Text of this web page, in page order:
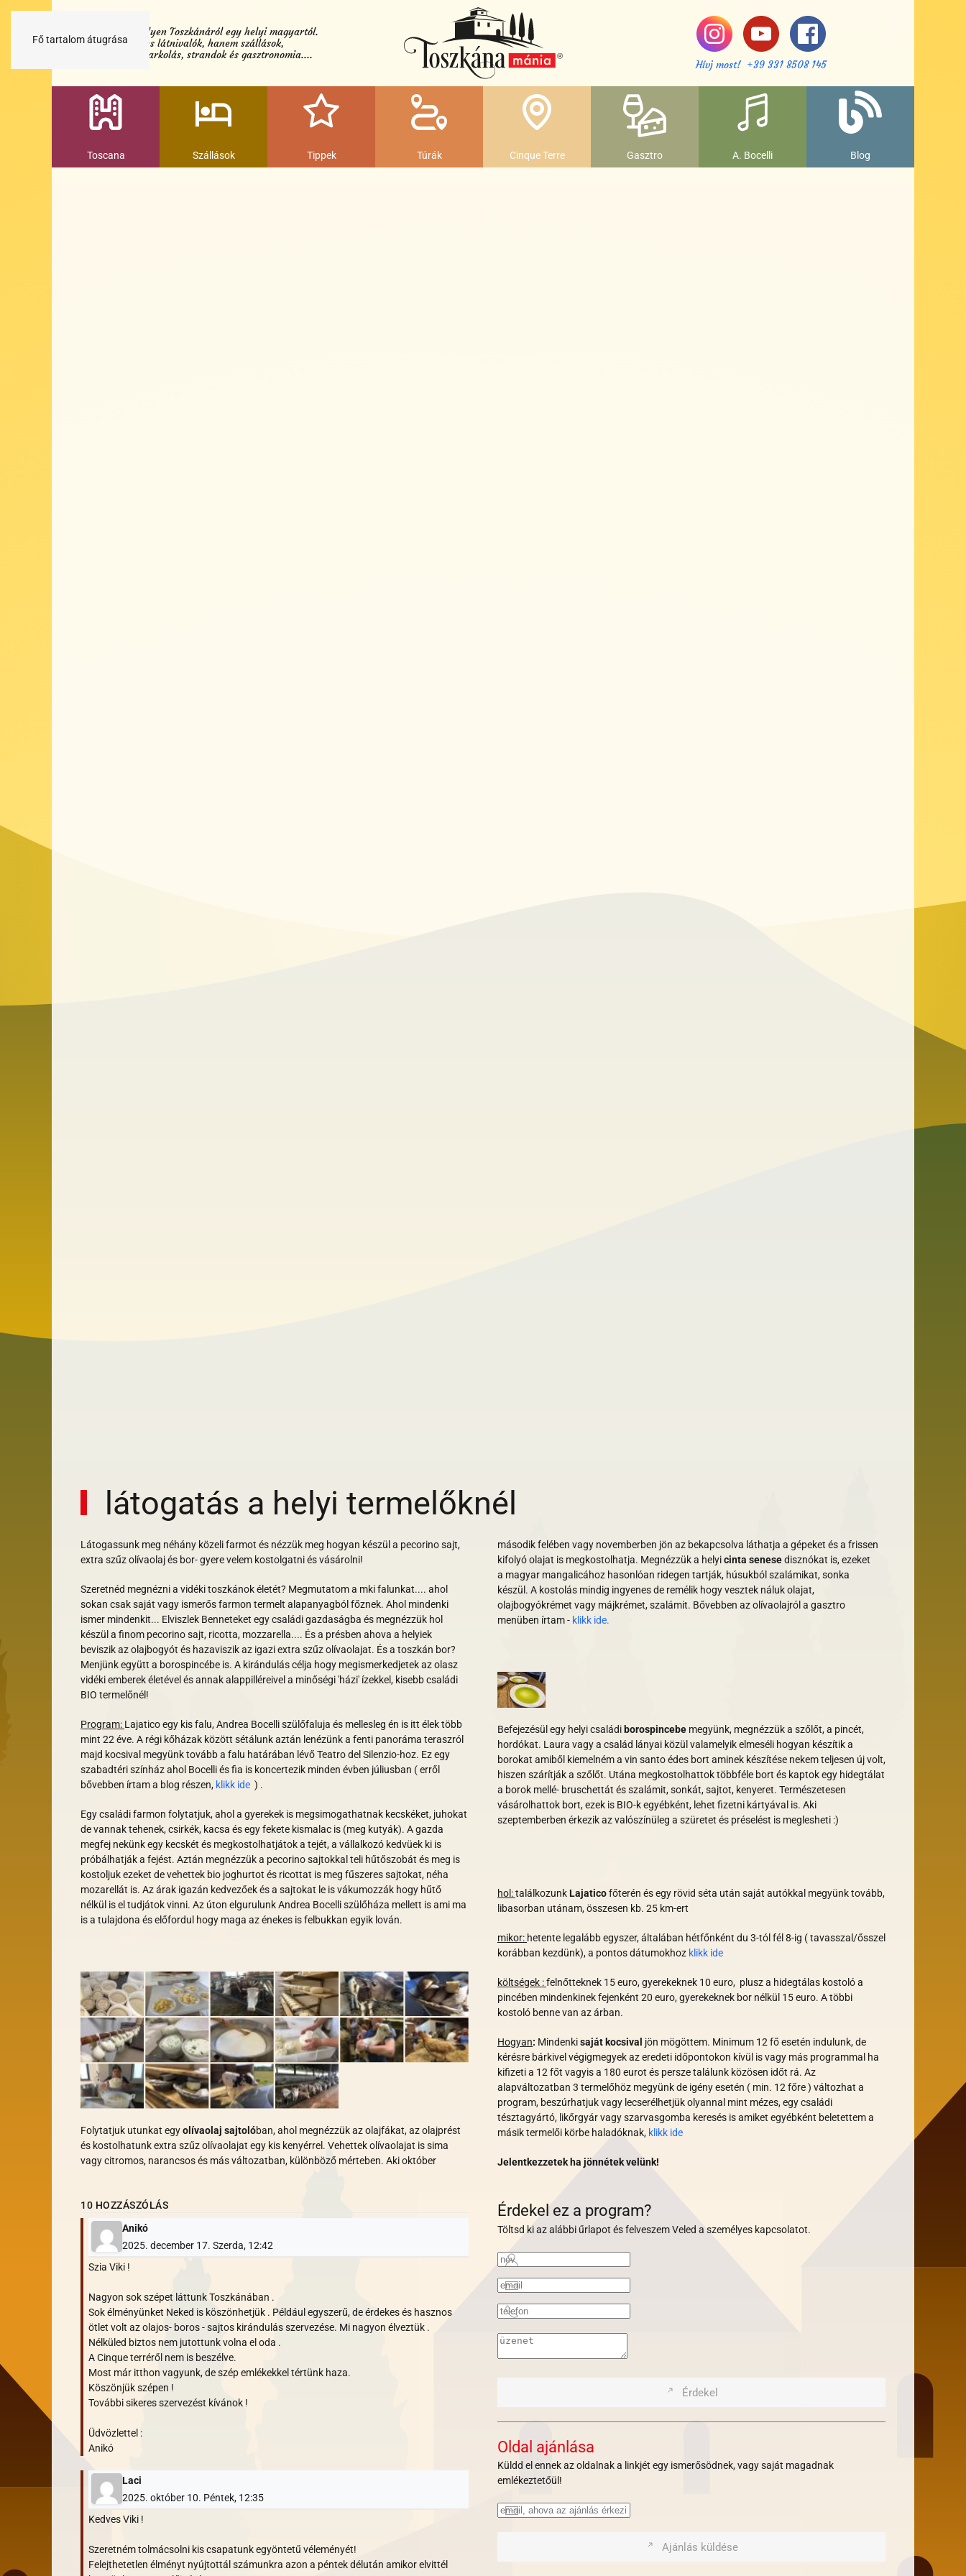
Fő tartalom átugrása
Minden egy helyen Toszkánáról egy helyi magyartól.
Nemcsak a híres látnivalók, hanem szállások,
múzeumok és parkolás, strandok és gasztronomia....
Hívj most! +39 331 8508 145
Toscana Szállások Tippek Túrák Cinque Terre Gasztro A. Bocelli Blog
látogatás a helyi termelőknél
Látogassunk meg néhány közeli farmot és nézzük meg hogyan készül a pecorino sajt,
extra szűz olívaolaj és bor- gyere velem kostolgatni és vásárolni!
Szeretnéd megnézni a vidéki toszkánok életét? Megmutatom a mki falunkat.... ahol
sokan csak saját vagy ismerős farmon termelt alapanyagból főznek. Ahol mindenki
ismer mindenkit... Elviszlek Benneteket egy családi gazdaságba és megnézzük hol
készül a finom pecorino sajt, ricotta, mozzarella.... És a présben ahova a helyiek
beviszik az olajbogyót és hazaviszik az igazi extra szűz olívaolajat. És a toszkán bor?
Menjünk együtt a borospincébe is. A kirándulás célja hogy megismerkedjetek az olasz
vidéki emberek életével és annak alappilléreivel a minőségi 'házi' ízekkel, kisebb családi
BIO termelőnél!
Program: Lajatico egy kis falu, Andrea Bocelli szülőfaluja és mellesleg én is itt élek több
mint 22 éve. A régi kőházak között sétálunk aztán lenézünk a fenti panoráma teraszról
majd kocsival megyünk tovább a falu határában lévő Teatro del Silenzio-hoz. Ez egy
szabadtéri színház ahol Bocelli és fia is koncertezik minden évben júliusban ( erről
bővebben írtam a blog részen, klikk ide ) .
Egy családi farmon folytatjuk, ahol a gyerekek is megsimogathatnak kecskéket, juhokat
de vannak tehenek, csirkék, kacsa és egy fekete kismalac is (meg kutyák). A gazda
megfej nekünk egy kecskét és megkostolhatjátok a tejét, a vállalkozó kedvüek ki is
próbálhatják a fejést. Aztán megnézzük a pecorino sajtokkal teli hűtőszobát és meg is
kostoljuk ezeket de vehettek bio joghurtot és ricottat is meg fűszeres sajtokat, néha
mozarellát is. Az árak igazán kedvezőek és a sajtokat le is vákumozzák hogy hűtő
nélkül is el tudjátok vinni. Az úton elgurulunk Andrea Bocelli szülőháza mellett is ami ma
is a tulajdona és előfordul hogy maga az énekes is felbukkan egyik lován.
Folytatjuk utunkat egyolívaolaj sajtolóban, ahol megnézzük az olajfákat, az olajprést
és kostolhatunk extra szűz olívaolajat egy kis kenyérrel. Vehettek olívaolajat is sima
vagy citromos, narancsos és más változatban, különböző mérteben. Aki október
második felében vagy novemberben jön az bekapcsolva láthatja a gépeket és a frissen
kifolyó olajat is megkostolhatja. Megnézzük a helyicinta senesedisznókat is, ezeket
a magyar mangalicához hasonlóan ridegen tartják, húsukból szalámikat, sonka
készül. A kostolás mindig ingyenes de remélik hogy vesztek náluk olajat,
olajbogyókrémet vagy májkrémet, szalámit. Bővebben az olívaolajról a gasztro
menüben írtam - klikk ide.
Befejezésül egy helyi családi borospincebe megyünk, megnézzük a szőlőt, a pincét,
hordókat. Laura vagy a család lányai közül valamelyikelmeséli hogyan készítik a
borokat amiből kiemelném a vin santo édes bort aminek készítése nekem teljesen új volt,
hiszen szárítják a szőlőt. Utána megkostolhattok többféle bort és kaptok egy hidegtálat
a borok mellé- bruschettát és szalámit, sonkát, sajtot, kenyeret. Természetesen
vásárolhattok bort, ezek is BIO-k egyébként, lehet fizetni kártyával is. Aki
szeptemberben érkezik az valószínüleg a szüretet és préselést is meglesheti :)
hol:találkozunkLajaticofőterén és egy rövid séta után saját autókkal megyünk tovább,
libasorban utánam, összesen kb. 25 km-ert
mikor: hetente legalább egyszer, általában hétfőnként du 3-tól fél 8-ig ( tavasszal/ősszel
korábban kezdünk),a pontosdátumokhoz klikk ide
költségek :felnőtteknek 15 euro, gyerekeknek 10 euro, plusz a hidegtálas kostoló a
pincében mindenkinek fejenként 20 euro, gyerekeknek bor nélkül 15 euro. A többi
kostoló benne van az árban.
Hogyan: Mindenkisaját kocsival jön mögöttem. Minimum 12 fő esetén indulunk, de
kérésre bárkivel végigmegyek az eredeti időpontokon kívül is vagy más programmal ha
kifizeti a 12 főt vagyis a 180 eurot és persze találunk közösen időt rá. Az
alapváltozatban 3 termelőhöz megyünk de igény esetén ( min. 12 főre ) változhat a
program, beszúrhatjuk vagy lecserélhetjük olyannal mint mézes, egy családi
tésztagyártó, likőrgyár vagy szarvasgomba keresés is amiket egyébként beletettem a
másik termelői körbe haladóknak, klikk ide
Jelentkezzetek ha jönnétek velünk!
10 HOZZÁSZÓLÁS
Anikó
2025. december 17. Szerda, 12:42
Szia Viki !
Nagyon sok szépet láttunk Toszkánában .
Sok élményünket Neked is köszönhetjük . Például egyszerű, de érdekes és hasznos
ötlet volt az olajos- boros - sajtos kirándulás szervezése. Mi nagyon élveztük .
Nélküled biztos nem jutottunk volna el oda .
A Cinque terréről nem is beszélve.
Most már itthon vagyunk, de szép emlékekkel tértünk haza.
Köszönjük szépen !
További sikeres szervezést kívánok !
Üdvözlettel :
Anikó
Laci
2025. október 10. Péntek, 12:35
Kedves Viki !
Szeretném tolmácsolni kis csapatunk egyöntetű véleményét!
Felejthetetlen élményt nyújtottál számunkra azon a péntek délután amikor elvittél
Érdekel ez a program?
Töltsd ki az alábbi űrlapot és felveszem Veled a személyes kapcsolatot.
Érdekel
Oldal ajánlása
Küldd el ennek az oldalnak a linkjét egy ismerősödnek, vagy saját magadnak
emlékeztetőül!
Ajánlás küldése